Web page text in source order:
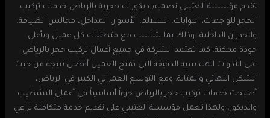
تقدم مؤسسة العتيبي تصميم ديكورات حجرية بالرياض خدمات تركيب
الحجر للواجهات، البوابات، السلالم، الأسوار، المداخل، مجالس الضيافة،
والجدران الداخلية، وذلك بما يتناسب مع متطلبات كل عميل وبأعلى
جودة ممكنة. كما تعتمد الشركة في جميع أعمال تركيب حجر بالرياض
على الأدوات الهندسية الدقيقة التي تمنح العميل أفضل نتيجة من حيث
الشكل النهائي والمتانة. ومع التوسع العمراني الكبير في الرياض،
أصبحت خدمات تركيب حجر بالرياض جزءاً أساسياً في أعمال التشطيب
والديكور، ولهذا تعمل مؤسسة العتيبي على تقديم خدمة متكاملة تراعي